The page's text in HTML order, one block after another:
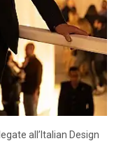
legate all’Italian Design